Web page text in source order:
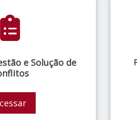
e Solução de